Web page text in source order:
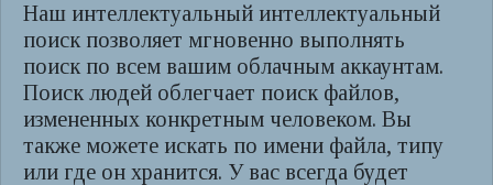
Наш интеллектуальный интеллектуальный
поиск позволяет мгновенно выполнять
поиск по всем вашим облачным аккаунтам.
Поиск людей облегчает поиск файлов,
измененных конкретным человеком. Вы
также можете искать по имени файла, типу
или где он хранится. У вас всегда будет